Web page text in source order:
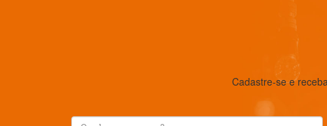
Cadastre-se e